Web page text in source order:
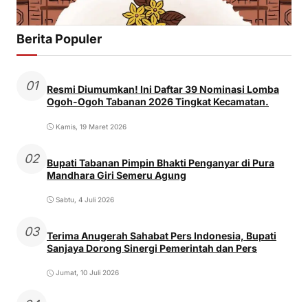
Berita Populer
01
Resmi Diumumkan! Ini Daftar 39 Nominasi Lomba
Ogoh-Ogoh Tabanan 2026 Tingkat Kecamatan.
Kamis, 19 Maret 2026
02
Bupati Tabanan Pimpin Bhakti Penganyar di Pura
Mandhara Giri Semeru Agung
Sabtu, 4 Juli 2026
03
Terima Anugerah Sahabat Pers Indonesia, Bupati
Sanjaya Dorong Sinergi Pemerintah dan Pers
Jumat, 10 Juli 2026